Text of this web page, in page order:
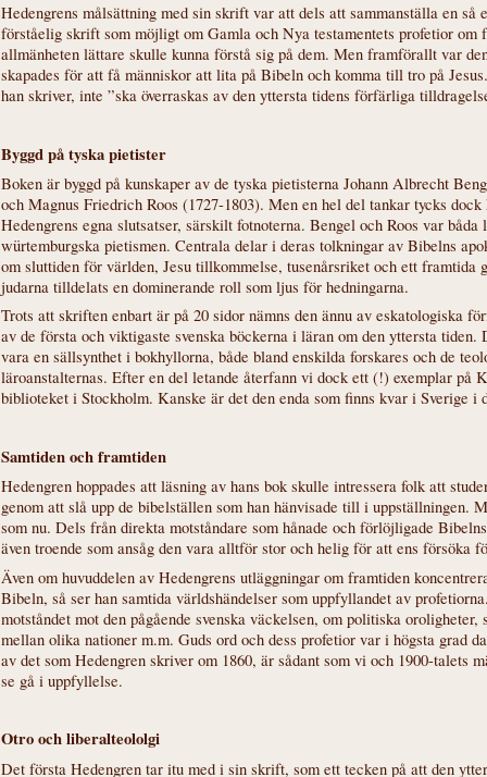
Hedengrens målsättning med sin skrift var att dels att sammanställa en så
förståelig skrift som möjligt om Gamla och Nya testamentets profetior om
allmänheten lättare skulle kunna förstå sig på dem. Men framförallt var
skapades för att få människor att lita på Bibeln och komma till tro på
han skriver, inte ”ska överraskas av den yttersta tidens förfärliga
Byggd på tyska pietister
Boken är byggd på kunskaper av de tyska pietisterna Johann Albrecht
och Magnus Friedrich Roos (1727-1803). Men en hel del tankar tycks
Hedengrens egna slutsatser, särskilt fotnoterna. Bengel och Roos var båda
würtemburgska pietismen. Centrala delar i deras tolkningar av Bibelns
om sluttiden för världen, Jesu tillkommelse, tusenårsriket och ett framtida
judarna tilldelats en dominerande roll som ljus för hedningarna.
Trots att skriften enbart är på 20 sidor nämns den ännu av eskatologiska
av de första och viktigaste svenska böckerna i läran om den yttersta tiden.
vara en sällsynthet i bokhyllorna, både bland enskilda forskares och de
läroanstalternas. Efter en del letande återfann vi dock ett (!) exemplar på
biblioteket i Stockholm. Kanske är det den enda som finns kvar i Sverige i
Samtiden och framtiden
Hedengren hoppades att läsning av hans bok skulle intressera folk att
genom att slå upp de bibelställen som han hänvisade till i uppställningen.
som nu. Dels från direkta motståndare som hånade och förlöjligade
även troende som ansåg den vara alltför stor och helig för att ens försöka
Även om huvuddelen av Hedengrens utläggningar om framtiden
Bibeln, så ser han samtida världshändelser som uppfyllandet av
motståndet mot den pågående svenska väckelsen, om politiska oroligheter,
mellan olika nationer m.m. Guds ord och dess profetior var i högsta grad
av det som Hedengren skriver om 1860, är sådant som vi och 1900-talets
se gå i uppfyllelse.
Otro och liberalteololgi
Det första Hedengren tar itu med i sin skrift, som ett tecken på att den